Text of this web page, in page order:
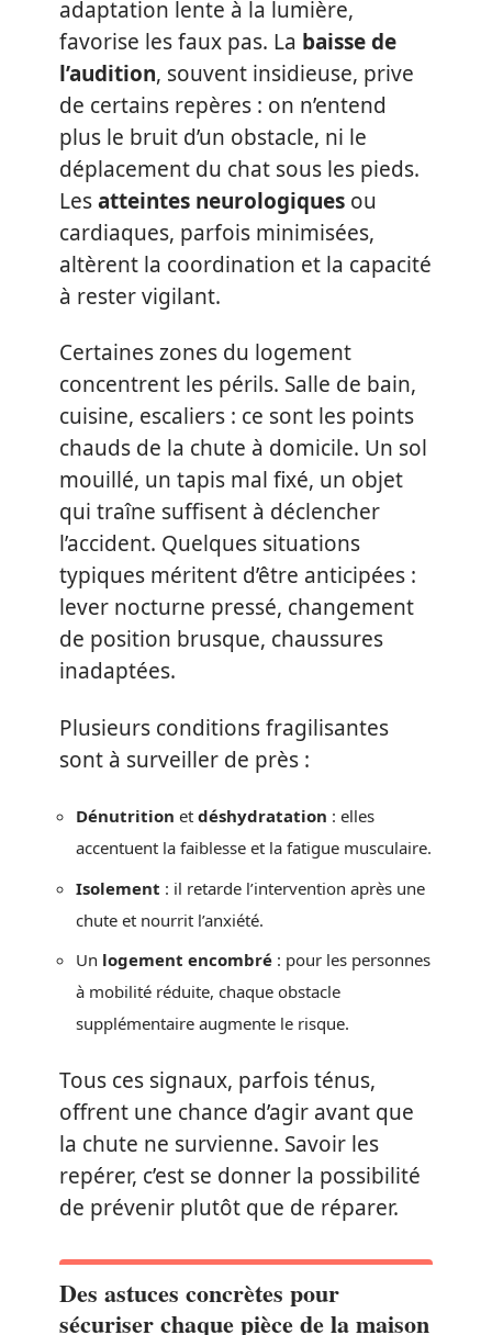
adaptation lente à la lumière,
favorise les faux pas. La baisse de
l’audition, souvent insidieuse, prive
de certains repères : on n’entend
plus le bruit d’un obstacle, ni le
déplacement du chat sous les pieds.
Lesatteintes neurologiques ou
cardiaques, parfois minimisées,
altèrent la coordination et la capacité
à rester vigilant.
Certaines zones du logement
concentrent les périls. Salle de bain,
cuisine, escaliers : ce sont les points
chauds de la chute à domicile. Un sol
mouillé, un tapis mal fixé, un objet
qui traîne suffisent à déclencher
l’accident. Quelques situations
typiques méritent d’être anticipées :
lever nocturne pressé, changement
de position brusque, chaussures
inadaptées.
Plusieurs conditions fragilisantes
sont à surveiller de près :
Dénutrition et déshydratation : elles
accentuent la faiblesse et la fatigue musculaire.
Isolement : il retarde l’intervention après une
chute et nourrit l’anxiété.
Un logement encombré : pour les personnes
à mobilité réduite, chaque obstacle
supplémentaire augmente le risque.
Tous ces signaux, parfois ténus,
offrent une chance d’agir avant que
la chute ne survienne. Savoir les
repérer, c’est se donner la possibilité
de prévenir plutôt que de réparer.
Des astuces concrètes pour
sécuriser chaque pièce de la maison